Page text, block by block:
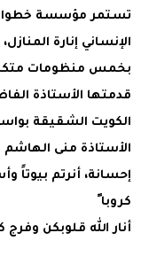
تستمر مؤسسة خطوات
الإنساني إنارة
بخمس منظومات
قدمتها الأستاذة
الكويت الشقيقة
الأستاذة منى
إحسانة، أنرتم بيوتاً
كروبا ً
أنار الله قلوبكن